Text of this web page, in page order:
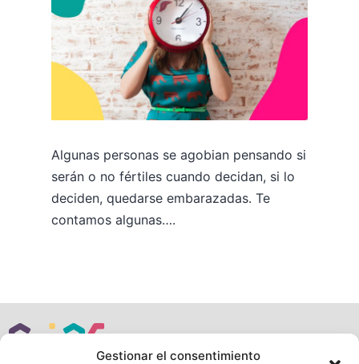
Gestionar el consentimiento
Algunas personas se agobian pensando si
serán o no fértiles cuando decidan, si lo
deciden, quedarse embarazadas. Te
contamos algunas….